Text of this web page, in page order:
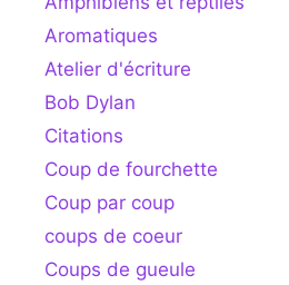
Aromatiques
Atelier d'écriture
Bob Dylan
Citations
Coup de fourchette
Coup par coup
coups de coeur
Coups de gueule